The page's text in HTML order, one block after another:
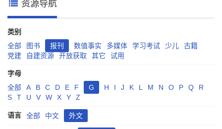
资源导航
类别
全部
图书 报刊 数值事实 多媒体 学习考试 少儿
古籍
党建
自建资源 开放获取 其它 试用
字母
全部
A B C D E F G H I J K L M N O P Q
R
S
T U V W X Y Z
语言 全部 中文 外文